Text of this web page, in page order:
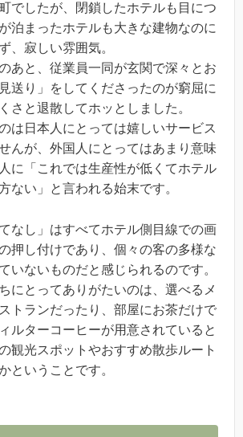
でしたが、閉鎖したホテルも目につ
泊まったホテルも大きな建物なのに
、寂しい雰囲気。
あと、従業員一同が玄関で深々とお
送り」をしてくださったのが窮屈に
さと退散してホッとしました。
は日本人にとっては嬉しいサービス
んが、外国人にとってはあまり意味
に「これでは生産性が低くてホテル
ない」と言われる始末です。
なし」はすべてホテル側目線での画
押し付けであり、個々の客の多様な
いないものだと感じられるのです。
にとってありがたいのは、選べるメ
トランだったり、部屋にお茶だけで
ルターコーヒーが用意されていると
観光スポットやおすすめ散歩ルート
ということです。